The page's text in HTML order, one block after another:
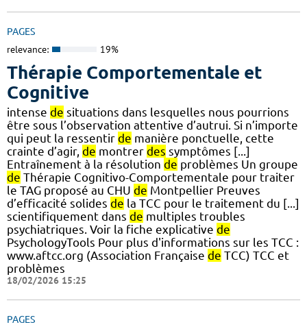
PAGES
relevance: 19%
Thérapie Comportementale et
Cognitive
intense de situations dans lesquelles nous pourrions
être sous l’observation attentive d’autrui. Si n’importe
qui peut la ressentir de manière ponctuelle, cette
crainte d’agir, de montrer des symptômes [...]
Entraînement à la résolution de problèmes Un groupe
de Thérapie Cognitivo-Comportementale pour traiter
le TAG proposé au CHU de Montpellier Preuves
d’efficacité solides de la TCC pour le traitement du [...]
scientifiquement dans de multiples troubles
psychiatriques. Voir la fiche explicative de
PsychologyTools Pour plus d'informations sur les TCC :
www.aftcc.org (Association Française de TCC) TCC et
problèmes
18/02/2026 15:25
PAGES